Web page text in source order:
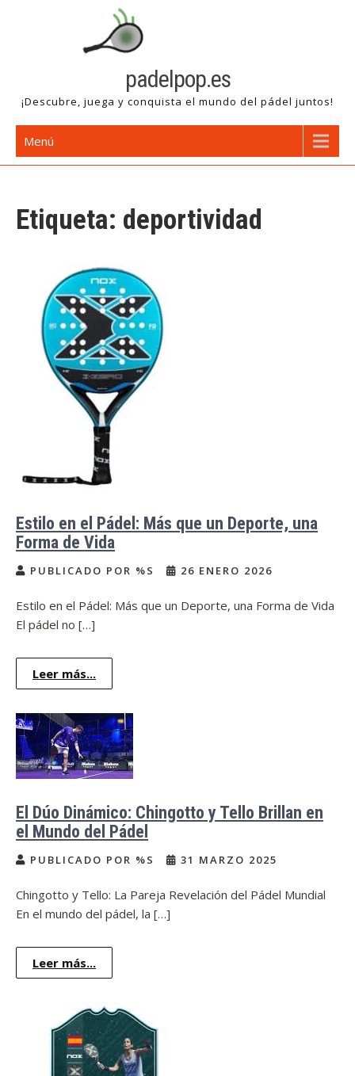
padelpop.es
¡Descubre, juega y conquista el mundo del pádel juntos!
Menú
Etiqueta: deportividad
Estilo en el Pádel: Más que un Deporte, una
Forma de Vida
PUBLICADO POR %S 26 ENERO 2026
Estilo en el Pádel: Más que un Deporte, una Forma de Vida
El pádel no […]
Leer más...
El Dúo Dinámico: Chingotto y Tello Brillan en
el Mundo del Pádel
PUBLICADO POR %S 31 MARZO 2025
Chingotto y Tello: La Pareja Revelación del Pádel Mundial
En el mundo del pádel, la […]
Leer más...